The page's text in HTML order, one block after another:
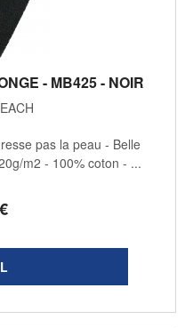
- MB425 - NOIR
€
pas la peau - Belle
m2 - 100% coton - ...